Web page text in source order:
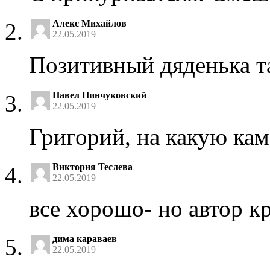
Алекс Михайлов
22.05.2019
Позитивный дяденька
Павел Пинчуковский
22.05.2019
Григорий, на какую
Виктория Теслева
22.05.2019
все хорошо- но автор
дима караваев
22.05.2019